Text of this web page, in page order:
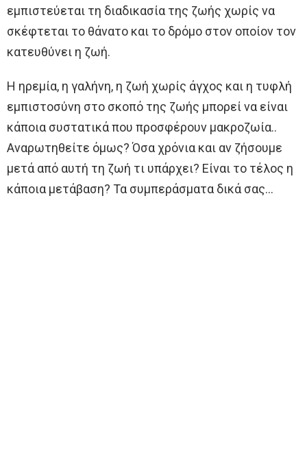
εμπιστεύεται τη διαδικασία της ζωής χωρίς να
σκέφτεται το θάνατο και το δρόμο στον οποίον τον
κατευθύνει η ζωή.
Η ηρεμία, η γαλήνη, η ζωή χωρίς άγχος και η τυφλή
εμπιστοσύνη στο σκοπό της ζωής μπορεί να είναι
κάποια συστατικά που προσφέρουν μακροζωία..
Αναρωτηθείτε όμως? Όσα χρόνια και αν ζήσουμε
μετά από αυτή τη ζωή τι υπάρχει? Είναι το τέλος η
κάποια μετάβαση? Τα συμπεράσματα δικά σας…